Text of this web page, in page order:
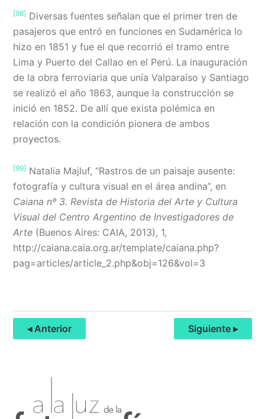
[98] Diversas fuentes señalan que el primer tren de
pasajeros que entró en funciones en Sudamérica lo
hizo en 1851 y fue el que recorrió el tramo entre
Lima y Puerto del Callao en el Perú. La inauguración
de la obra ferroviaria que unía Valparaíso y Santiago
se realizó el año 1863, aunque la construcción se
inició en 1852. De allí que exista polémica en
relación con la condición pionera de ambos
proyectos.
[99] Natalia Majluf, “Rastros de un paisaje ausente:
fotografía y cultura visual en el área andina”, en
Caiana nº 3. Revista de Historia del Arte y Cultura
Visual del Centro Argentino de Investigadores de
Arte (Buenos Aires: CAIA, 2013), 1,
http://caiana.caia.org.ar/template/caiana.php?
pag=articles/article_2.php&obj=126&vol=3
◂ Anterior Siguiente ▸
Primary
Sidebar